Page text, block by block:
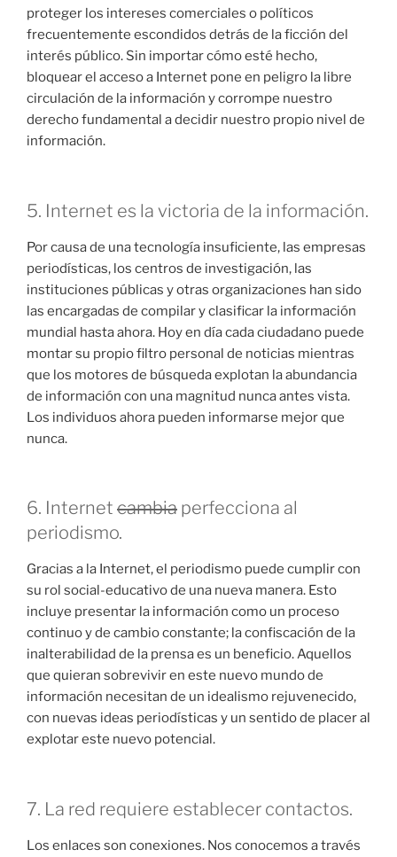
proteger los intereses comerciales o políticos
frecuentemente escondidos detrás de la ficción del
interés público. Sin importar cómo esté hecho,
bloquear el acceso a Internet pone en peligro la libre
circulación de la información y corrompe nuestro
derecho fundamental a decidir nuestro propio nivel de
información.
5. Internet es la victoria de la información.
Por causa de una tecnología insuficiente, las empresas
periodísticas, los centros de investigación, las
instituciones públicas y otras organizaciones han sido
las encargadas de compilar y clasificar la información
mundial hasta ahora. Hoy en día cada ciudadano puede
montar su propio filtro personal de noticias mientras
que los motores de búsqueda explotan la abundancia
de información con una magnitud nunca antes vista.
Los individuos ahora pueden informarse mejor que
nunca.
6. Internet cambia perfecciona al
periodismo.
Gracias a la Internet, el periodismo puede cumplir con
su rol social-educativo de una nueva manera. Esto
incluye presentar la información como un proceso
continuo y de cambio constante; la confiscación de la
inalterabilidad de la prensa es un beneficio. Aquellos
que quieran sobrevivir en este nuevo mundo de
información necesitan de un idealismo rejuvenecido,
con nuevas ideas periodísticas y un sentido de placer al
explotar este nuevo potencial.
7. La red requiere establecer contactos.
Los enlaces son conexiones. Nos conocemos a través